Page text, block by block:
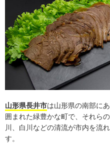
山形県長井市は山形県の南部に
囲まれた緑豊かな町で、それら
川、白川などの清流が市内を流
す。